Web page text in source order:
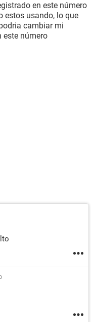
en este número
estos usando, lo que
cambiar mi
este número